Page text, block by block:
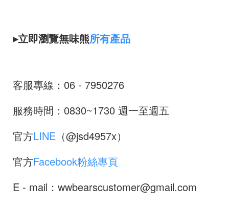
▸立即瀏覽無味熊所有產品
客服專線：06 - 7950276
服務時間：0830~1730 週一至週五
官方LINE （@jsd4957x）
官方Facebook粉絲專頁
E - mail：wwbearscustomer@gmail.com